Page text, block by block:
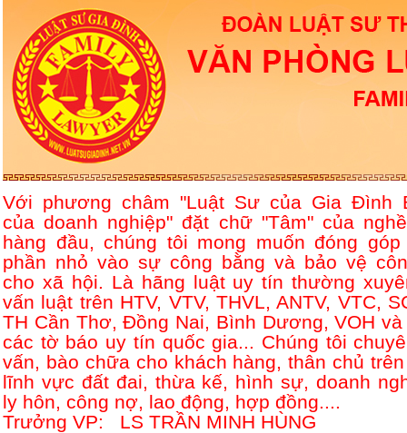
Với phương châm "Luật Sư của Gia Đình
của doanh nghiệp" đặt chữ "Tâm" của
hàng đầu, chúng tôi mong muốn đóng góp
phần nhỏ vào sự công bằng và bảo vệ
cho xã hội. Là hãng luật uy tín thường
vấn luật trên HTV, VTV, THVL, ANTV, VTC,
TH Cần Thơ, Đồng Nai, Bình Dương, VOH và
các tờ báo uy tín quốc gia... Chúng tôi
vấn, bào chữa cho khách hàng, thân chủ
lĩnh vực đất đai, thừa kế, hình sự, doanh
ly hôn, công nợ, lao động, hợp đồng....
Trưởng VP: LS TRẦN MINH HÙNG